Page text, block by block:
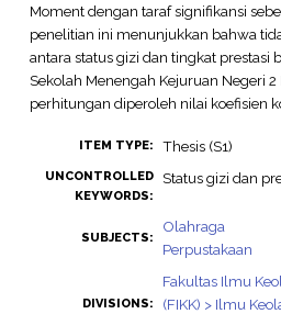
Moment dengan taraf signifikansi
penelitian ini menunjukkan bahwa
antara status gizi dan tingkat prestasi
Sekolah Menengah Kejuruan Negeri
perhitungan diperoleh nilai koefisien
ITEM TYPE: Thesis (S1)
UNCONTROLLED
KEYWORDS:
Status gizi dan
SUBJECTS:
Olahraga
Perpustakaan
DIVISIONS:
Fakultas Ilmu
(FIKK) > Ilmu